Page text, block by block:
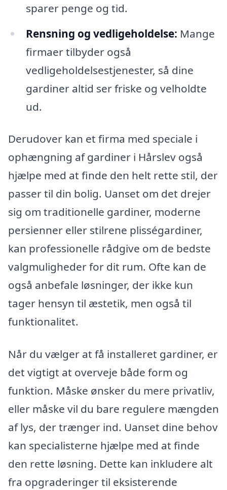
sparer penge og tid.
Rensning og vedligeholdelse: Mange
firmaer tilbyder også
vedligeholdelsestjenester, så dine
gardiner altid ser friske og velholdte
ud.
Derudover kan et firma med speciale i
ophængning af gardiner i Hårslev også
hjælpe med at finde den helt rette stil, der
passer til din bolig. Uanset om det drejer
sig om traditionelle gardiner, moderne
persienner eller stilrene plisségardiner,
kan professionelle rådgive om de bedste
valgmuligheder for dit rum. Ofte kan de
også anbefale løsninger, der ikke kun
tager hensyn til æstetik, men også til
funktionalitet.
Når du vælger at få installeret gardiner, er
det vigtigt at overveje både form og
funktion. Måske ønsker du mere privatliv,
eller måske vil du bare regulere mængden
af lys, der trænger ind. Uanset dine behov
kan specialisterne hjælpe med at finde
den rette løsning. Dette kan inkludere alt
fra opgraderinger til eksisterende